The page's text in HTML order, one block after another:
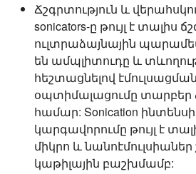
Ճշգրտություն և
sonicators-ը թույլ է տալիս
ուլտրաձայնային
են ամպլիտուդը և
հեշտացնելով
օպտիմալացումը տարբեր
համար: Sonication
կարգավորումը թույլ է
միկրո և
կաթիլային բաշխմամբ: